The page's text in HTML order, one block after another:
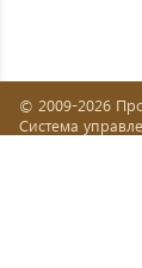
© 2009-2026
Система